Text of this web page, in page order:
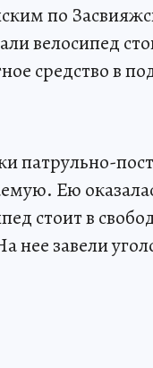
по
велосипед
средство в
патрульно-
Ею
стоит в
нее завели